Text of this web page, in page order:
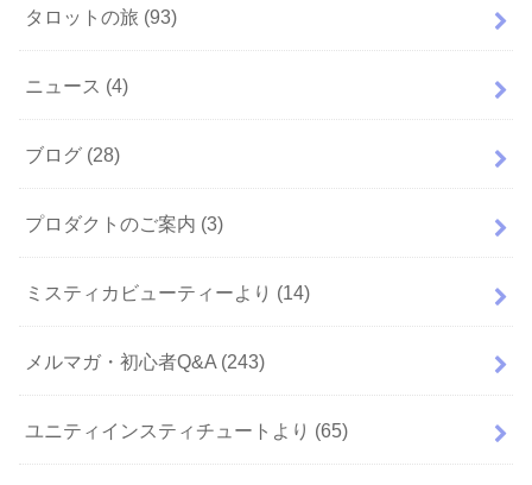
タロットの旅 (93)
ニュース (4)
ブログ (28)
プロダクトのご案内 (3)
ミスティカビューティーより (14)
メルマガ・初心者Q&A (243)
ユニティインスティチュートより (65)